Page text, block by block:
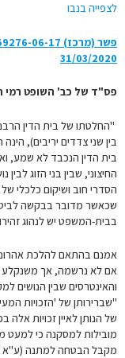
לצפייה בנבו
31/03/2020
פס"ד של כב' השופט רמי
"החלטתו של בית הדין
בין שני צדדים יריבים),
בית הדין הנכבד לא שמע,
החיצוני, שבין בני הזוג
שכאשר מדובר בבקשה
בבית-המשפט יש לנהוג
אמנם בהתאם להלכת
אם לא נרשמה, אך משנקלע
והאינטרסים שבין הנושים
"שברירותן של 'הזכויות
של הנותן לאיין זכויות
מובילות למסקנה כי למעט